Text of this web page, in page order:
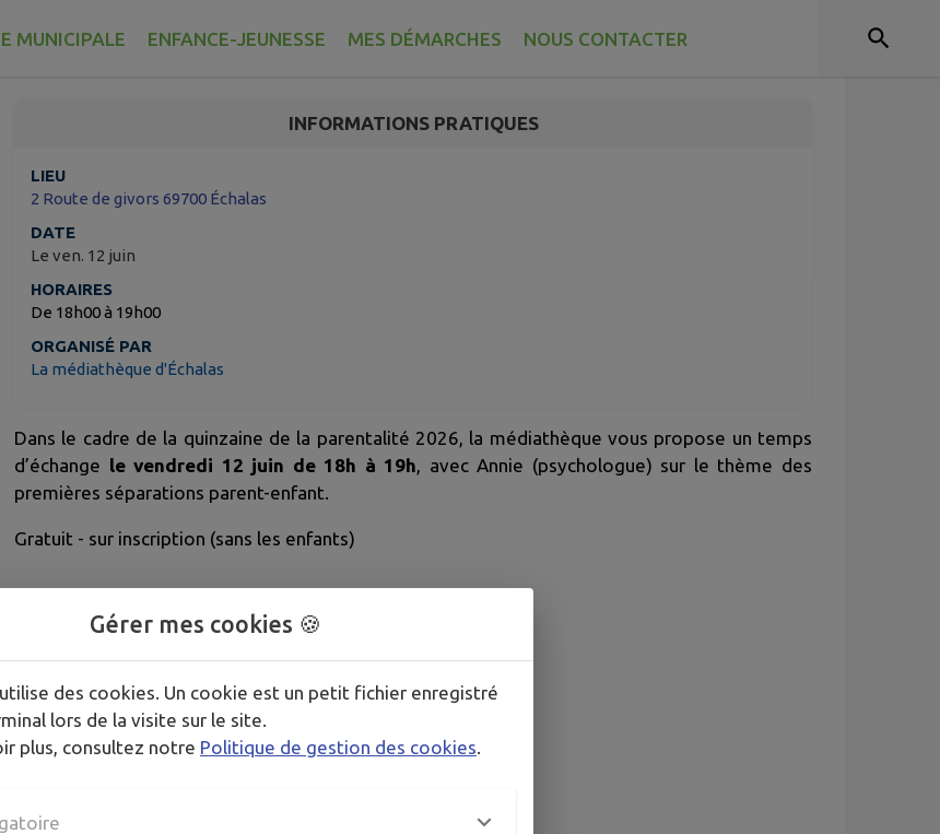
MUNICIPALE ENFANCE-JEUNESSE MES DÉMARCHES NOUS CONTACTER
INFORMATIONS PRATIQUES
LIEU
2 Route de givors 69700 Échalas
DATE
Le ven. 12 juin
HORAIRES
De 18h00 à 19h00
ORGANISÉ PAR
La médiathèque d'Échalas
Dans le cadre de la quinzaine de la parentalité 2026, la médiathèque vous propose un temps
d’échange le vendredi 12 juin de 18h à 19h, avec Annie (psychologue) sur le thème des
premières séparations parent-enfant.
Gratuit - sur inscription (sans les enfants)
Gérer mes cookies 🍪
des cookies. Un cookie est un petit fichier enregistré
lors de la visite sur le site.
plus, consultez notre Politique de gestion des cookies.